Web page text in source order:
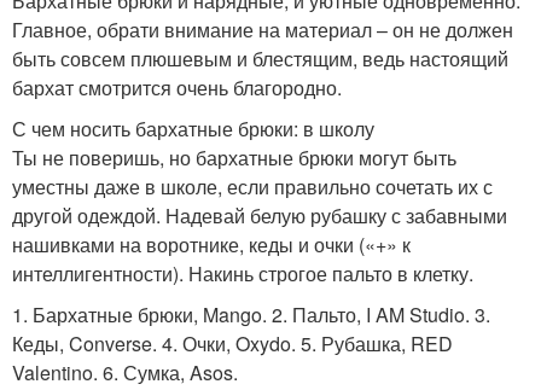
Главное, обрати внимание на материал – он не должен
быть совсем плюшевым и блестящим, ведь настоящий
бархат смотрится очень благородно.
С чем носить бархатные брюки: в школу
Ты не поверишь, но бархатные брюки могут быть
уместны даже в школе, если правильно сочетать их с
другой одеждой. Надевай белую рубашку с забавными
нашивками на воротнике, кеды и очки («+» к
интеллигентности). Накинь строгое пальто в клетку.
1. Бархатные брюки, Mango. 2. Пальто, I AM Studio. 3.
Кеды, Converse. 4. Очки, Oxydo. 5. Рубашка, RED
Valentino. 6. Сумка, Asos.